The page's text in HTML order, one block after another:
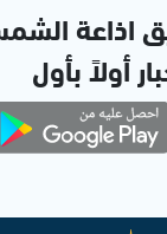
اذاعة
أولاً بأول